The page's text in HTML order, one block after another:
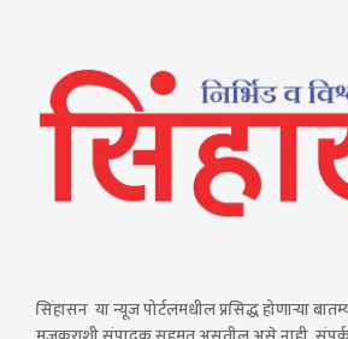
सिंहासन या न्यूज पोर्टलमधील प्रसिद्ध होणाऱ्या